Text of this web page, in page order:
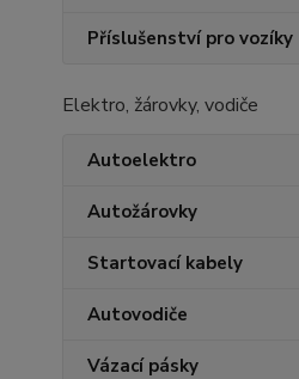
Příslušenství pro vozíky
Elektro, žárovky, vodiče
Autoelektro
Autožárovky
Startovací kabely
Autovodiče
Vázací pásky